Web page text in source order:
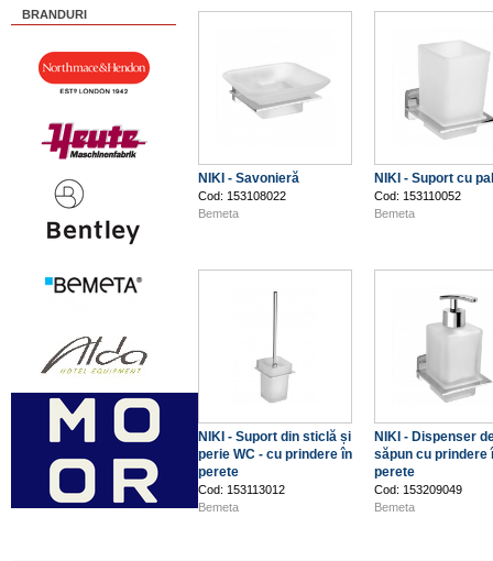
BRANDURI
NIKI - Savonieră
Cod: 153108022
Bemeta
NIKI - Suport cu
Cod: 153110052
Bemeta
NIKI - Suport din sticlă și
perie WC - cu prindere în
perete
Cod: 153113012
Bemeta
NIKI - Dispenser
săpun cu prindere
perete
Cod: 153209049
Bemeta